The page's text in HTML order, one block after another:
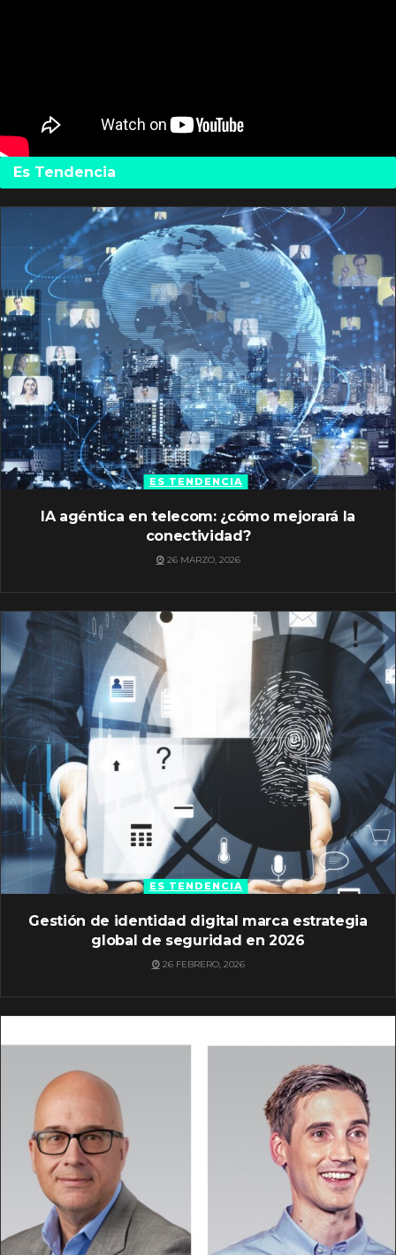
Es Tendencia
ES TENDENCIA
IA agéntica en telecom: ¿cómo mejorará la
conectividad?
26 MARZO, 2026
ES TENDENCIA
Gestión de identidad digital marca estrategia
global de seguridad en 2026
26 FEBRERO, 2026